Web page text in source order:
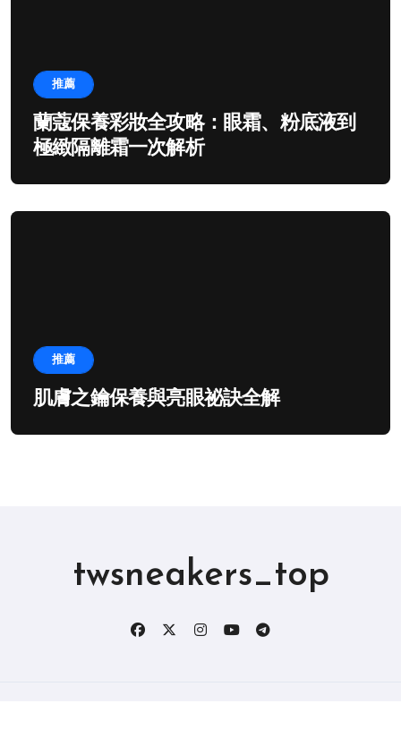
推薦
蘭蔻保養彩妝全攻略：眼霜、粉底液到
極緻隔離霜一次解析
推薦
肌膚之鑰保養與亮眼祕訣全解
twsneakers_top